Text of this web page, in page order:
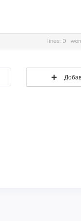
lines: 0